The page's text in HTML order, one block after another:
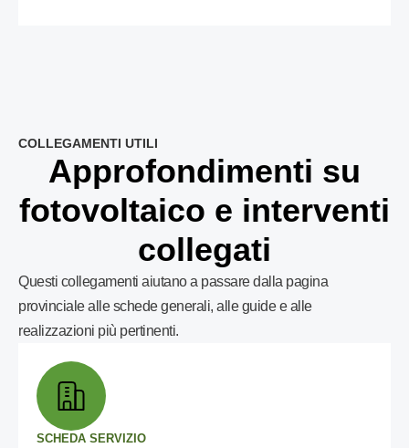
COLLEGAMENTI UTILI
Approfondimenti su
fotovoltaico e interventi
collegati
Questi collegamenti aiutano a passare dalla pagina
provinciale alle schede generali, alle guide e alle
realizzazioni più pertinenti.
SCHEDA SERVIZIO